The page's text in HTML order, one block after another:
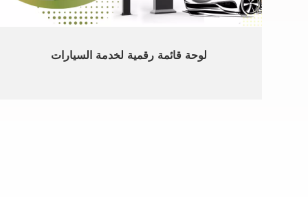
لوحة قائمة رقمية لخدمة السيارات